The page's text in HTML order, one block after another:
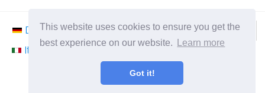
This website uses cookies to ensure you get the
best experience on our website.
Learn more
Got it!
Deutsch Nederlands Svenska
Norsk
Italiano
Español Românesc
ro.ephesossoftware.com